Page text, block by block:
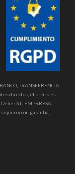
TRANSFERENCIA
directos, el precio es
S.L, EMPRRESA
y con garantia,